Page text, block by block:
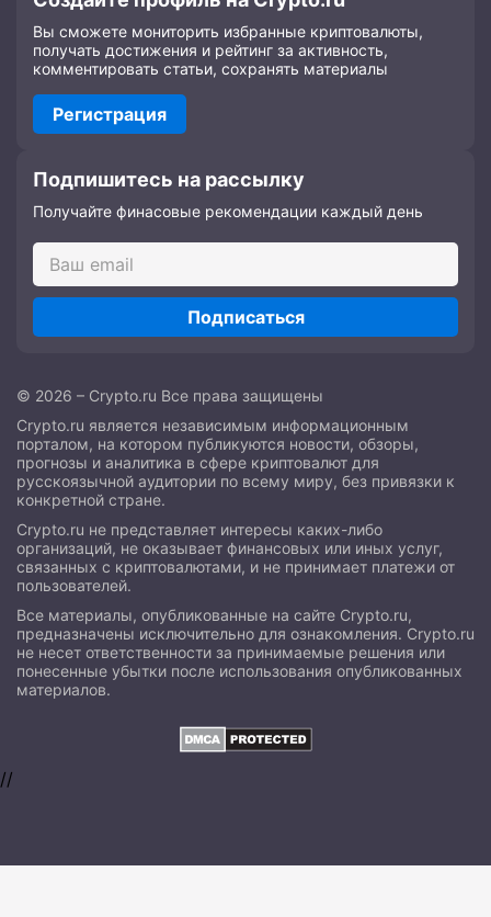
Вы сможете мониторить избранные криптовалюты,
получать достижения и рейтинг за активность,
комментировать статьи, сохранять материалы
Регистрация
Подпишитесь на рассылку
Получайте финасовые рекомендации каждый день
Подписаться
© 2026 – Crypto.ru Все права защищены
Crypto.ru является независимым информационным
порталом, на котором публикуются новости, обзоры,
прогнозы и аналитика в сфере криптовалют для
русскоязычной аудитории по всему миру, без привязки к
конкретной стране.
Crypto.ru не представляет интересы каких-либо
организаций, не оказывает финансовых или иных услуг,
связанных с криптовалютами, и не принимает платежи от
пользователей.
Все материалы, опубликованные на сайте Crypto.ru,
предназначены исключительно для ознакомления. Crypto.ru
не несет ответственности за принимаемые решения или
понесенные убытки после использования опубликованных
материалов.
//